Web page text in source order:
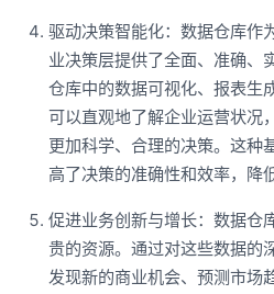
驱动决策智能化：数据仓库作
业决策层提供了全面、准确、
仓库中的数据可视化、报表生
可以直观地了解企业运营状况
更加科学、合理的决策。这种
高了决策的准确性和效率，降
促进业务创新与增长：数据仓
贵的资源。通过对这些数据的
发现新的商业机会、预测市场